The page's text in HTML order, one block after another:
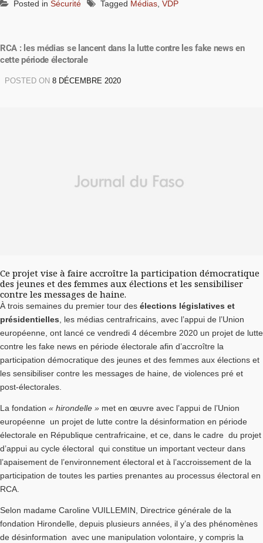
Posted in Sécurité Tagged Médias VDP
RCA : les médias se lancent dans la lutte contre les fake news en
cette période électorale
POSTED ON 8 DÉCEMBRE 2020
Ce projet vise à faire accroître la participation démocratique
des jeunes et des femmes aux élections et les sensibiliser
contre les messages de haine.
À trois semaines du premier tour des élections législatives et
présidentielles, les médias centrafricains, avec l’appui de l’Union
européenne, ont lancé ce vendredi 4 décembre 2020 un projet de lutte
contre les fake news en période électorale afin d’accroître la
participation démocratique des jeunes et des femmes aux élections et
les sensibiliser contre les messages de haine, de violences pré et
post-électorales.
La fondation « hirondelle » met en œuvre avec l’appui de l’Union
européenne un projet de lutte contre la désinformation en période
électorale en République centrafricaine, et ce, dans le cadre du projet
d’appui au cycle électoral qui constitue un important vecteur dans
l’apaisement de l’environnement électoral et à l’accroissement de la
participation de toutes les parties prenantes au processus électoral en
RCA.
Selon madame Caroline VUILLEMIN, Directrice générale de la
fondation Hirondelle, depuis plusieurs années, il y’a des phénomènes
de désinformation avec une manipulation volontaire, y compris la